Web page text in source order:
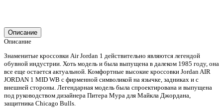
Описание
Описание
Знаменитые кроссовки Air Jordan 1 действительно являются легендой
обувной индустрии. Хоть модель и была выпущена в далеком 1985 году, она
все еще остается актуальной. Комфортные высокие кроссовки Jordan AIR
JORDAN 1 MID WB с фирменной символикой на язычке, задниках и с
внешней стороны. Легендарная модель была спроектирована и выпущена
под руководством дизайнера Питера Мура для Майкла Джордана,
защитника Chicago Bulls.